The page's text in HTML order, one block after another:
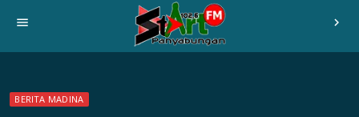
menu chevron_right
BERITA MADINA